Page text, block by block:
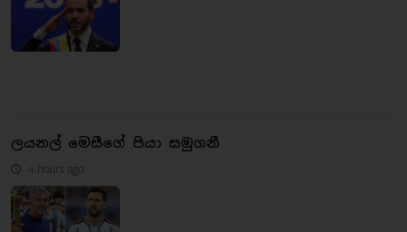
ලයනල් මෙසීගේ පියා සමුගනී
4 hours ago